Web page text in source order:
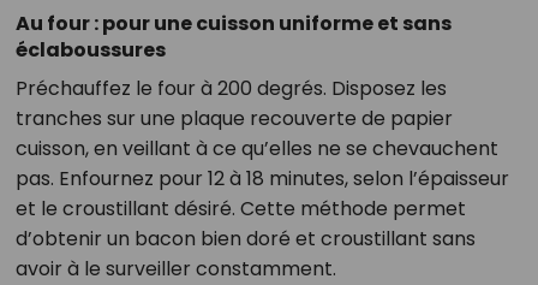
Au four : pour une cuisson uniforme et sans
éclaboussures
Préchauffez le four à 200 degrés. Disposez les
tranches sur une plaque recouverte de papier
cuisson, en veillant à ce qu’elles ne se chevauchent
pas. Enfournez pour 12 à 18 minutes, selon l’épaisseur
et le croustillant désiré. Cette méthode permet
d’obtenir un bacon bien doré et croustillant sans
avoir à le surveiller constamment.